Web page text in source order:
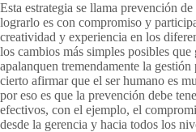
Esta estrategia se llama prevención
lograrlo es con compromiso y
creatividad y experiencia en los
los cambios más simples posibles que
apalanquen tremendamente la
cierto afirmar que el ser humano es
por eso es que la prevención debe
efectivos, con el ejemplo, el
desde la gerencia y hacia todos los